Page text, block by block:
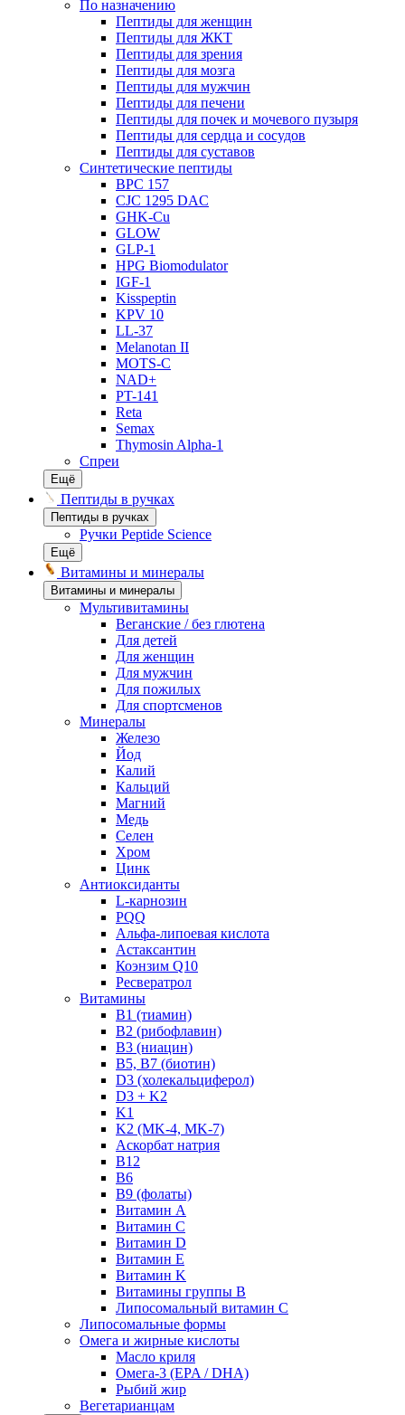
По назначению
Пептиды для женщин
Пептиды для ЖКТ
Пептиды для зрения
Пептиды для мозга
Пептиды для мужчин
Пептиды для печени
Пептиды для почек и мочевого пузыря
Пептиды для сердца и сосудов
Пептиды для суставов
Синтетические пептиды
BPC 157
CJC 1295 DAC
GHK-Cu
GLOW
GLP-1
HPG Biomodulator
IGF-1
Kisspeptin
KPV 10
LL-37
Melanotan II
MOTS-C
NAD+
PT-141
Reta
Semax
Thymosin Alpha-1
Спреи
Ещё
Пептиды в ручках
Пептиды в ручках
Ручки Peptide Science
Ещё
Витамины и минералы
Витамины и минералы
Мультивитамины
Веганские / без глютена
Для детей
Для женщин
Для мужчин
Для пожилых
Для спортсменов
Минералы
Железо
Йод
Калий
Кальций
Магний
Медь
Селен
Хром
Цинк
Антиоксиданты
L-карнозин
PQQ
Альфа-липоевая кислота
Астаксантин
Коэнзим Q10
Ресвератрол
Витамины
B1 (тиамин)
B2 (рибофлавин)
B3 (ниацин)
B5, B7 (биотин)
D3 (холекальциферол)
D3 + K2
K1
K2 (MK-4, MK-7)
Аскорбат натрия
В12
В6
В9 (фолаты)
Витамин A
Витамин C
Витамин D
Витамин E
Витамин K
Витамины группы B
Липосомальный витамин C
Липосомальные формы
Омега и жирные кислоты
Масло криля
Омега-3 (EPA / DHA)
Рыбий жир
Вегетарианцам